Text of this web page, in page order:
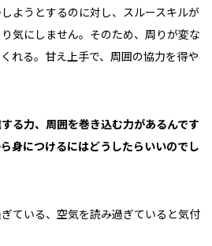
ようとするのに対し、スルースキルが
気にしません。そのため、周りが変な
れる。甘え上手で、周囲の協力を得や
る力、周囲を巻き込む力があるんです
身につけるにはどうしたらいいのでし
ている、空気を読み過ぎていると気付